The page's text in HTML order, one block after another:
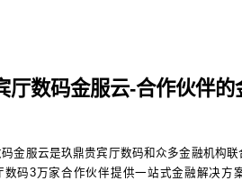
厅数码金服云-合作伙伴的
码金服云是玖鼎贵宾厅数码和众多金融机
数码3万家合作伙伴提供一站式金融解决方